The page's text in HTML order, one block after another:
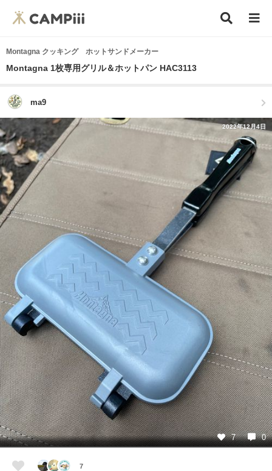
Montagna クッキング ホットサンドメーカー
Montagna 1枚専用グリル＆ホットパン HAC3113
ma9
2022年12月4日
7 0
7